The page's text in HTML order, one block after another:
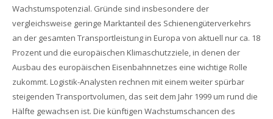
Wachstumspotenzial. Gründe sind insbesondere der
vergleichsweise geringe Marktanteil des Schienengüterverkehrs
an der gesamten Transportleistung in Europa von aktuell nur ca. 18
Prozent und die europäischen Klimaschutzziele, in denen der
Ausbau des europäischen Eisenbahnnetzes eine wichtige Rolle
zukommt. Logistik-Analysten rechnen mit einem weiter spürbar
steigenden Transportvolumen, das seit dem Jahr 1999 um rund die
Hälfte gewachsen ist. Die künftigen Wachstumschancen des